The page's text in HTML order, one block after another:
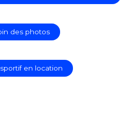
des photos
en location